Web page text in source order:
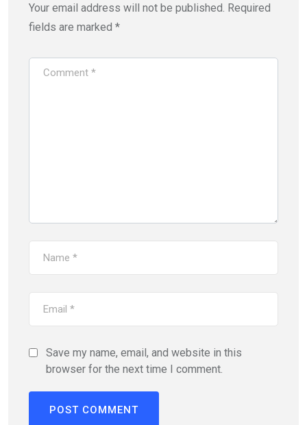
Your email address will not be published. Required
fields are marked *
Save my name, email, and website in this
browser for the next time I comment.